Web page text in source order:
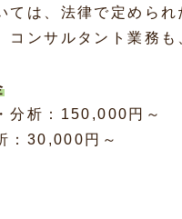
ては、法律で定めら
コンサルタント業務
分析：150,000円～
：30,000円～